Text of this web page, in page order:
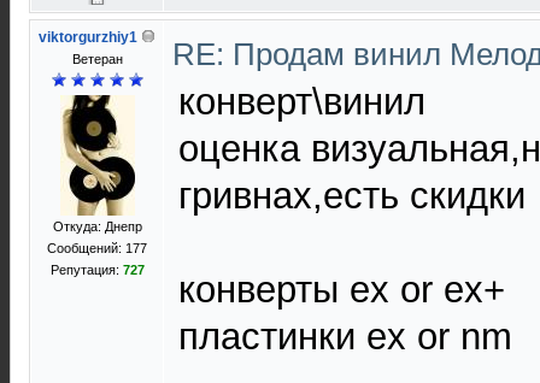
viktorgurzhiy1
Ветеран
Откуда: Днепр
Сообщений: 177
Репутация: 727
RE: Продам винил
конверт\винил
оценка
гривнах,есть скидки
конверты ex or ex+
пластинки ex or nm